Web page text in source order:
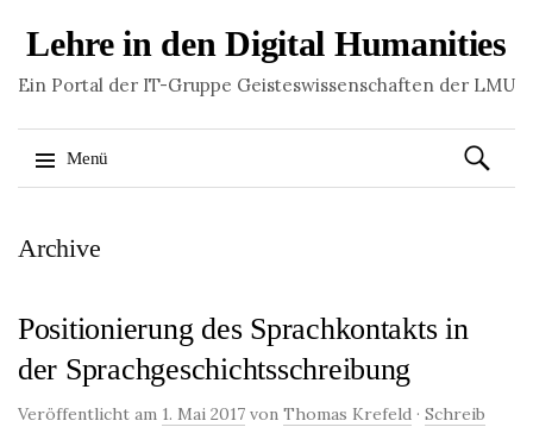
Lehre in den Digital Humanities
Ein Portal der IT-Gruppe Geisteswissenschaften der LMU
Menü
zum
Suchen
nach:
Archive
Positionierung des Sprachkontakts in
der Sprachgeschichtsschreibung
Veröffentlicht am 1. Mai 2017 von Thomas Krefeld · Schreib